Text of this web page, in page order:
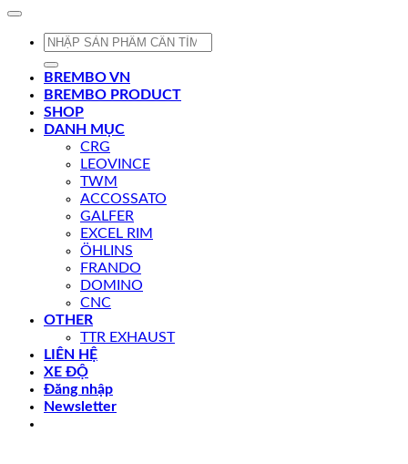
Tìm
BREMBO VN
BREMBO PRODUCT
SHOP
DANH MỤC
CRG
LEOVINCE
TWM
ACCOSSATO
GALFER
EXCEL RIM
ÖHLINS
FRANDO
DOMINO
CNC
OTHER
TTR EXHAUST
LIÊN HỆ
XE ĐỘ
Đăng nhập
Newsletter